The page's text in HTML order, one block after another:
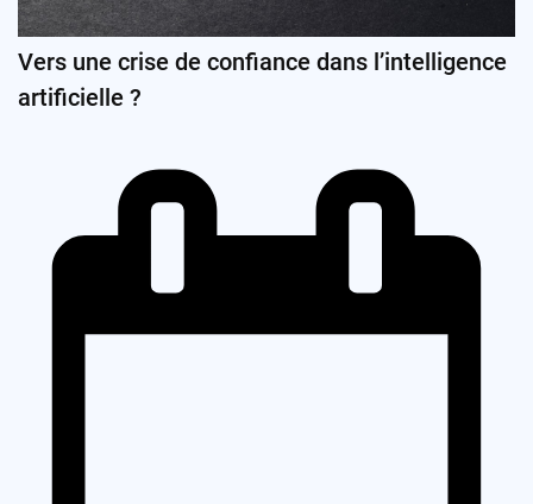
Vers une crise de confiance dans l’intelligence
artificielle ?